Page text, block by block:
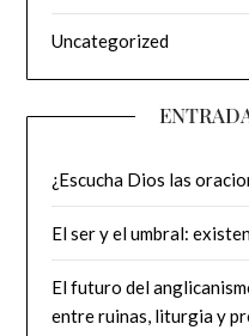
Uncategorized
¿Escucha Dios las
El ser y el umbral:
El futuro del
entre ruinas, liturgia y